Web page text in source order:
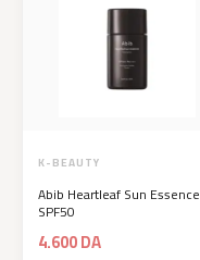
K-BEAUTY
Abib Heartleaf Sun Essence
SPF50
4.600DA